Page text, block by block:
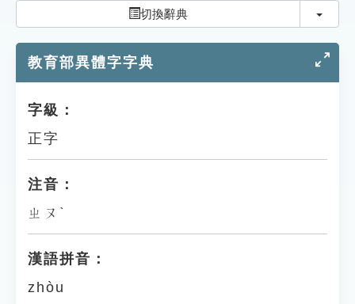
貓頭鷹博士
切換辭典 切換
教育部異體字字典
字級：
正字
注音：
ㄓㄡˋ
漢語拼音：
zhòu